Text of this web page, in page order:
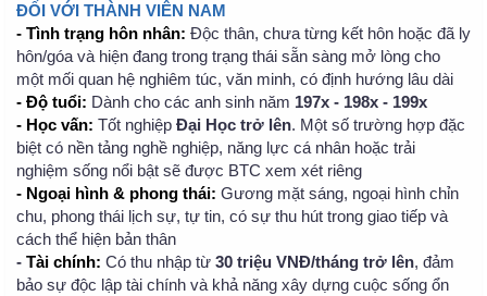
ĐỐI VỚI THÀNH VIÊN NAM
- Tình trạng hôn nhân: Độc thân, chưa từng kết hôn hoặc đã ly
hôn/góa và hiện đang trong trạng thái sẵn sàng mở lòng cho
một mối quan hệ nghiêm túc, văn minh, có định hướng lâu dài
- Độ tuổi: Dành cho các anh sinh năm 197x - 198x - 199x
- Học vấn: Tốt nghiệp Đại Học trở lên. Một số trường hợp đặc
biệt có nền tảng nghề nghiệp, năng lực cá nhân hoặc trải
nghiệm sống nổi bật sẽ được BTC xem xét riêng
- Ngoại hình & phong thái: Gương mặt sáng, ngoại hình chỉn
chu, phong thái lịch sự, tự tin, có sự thu hút trong giao tiếp và
cách thể hiện bản thân
- Tài chính: Có thu nhập từ 30 triệu VNĐ/tháng trở lên, đảm
bảo sự độc lập tài chính và khả năng xây dựng cuộc sống ổn